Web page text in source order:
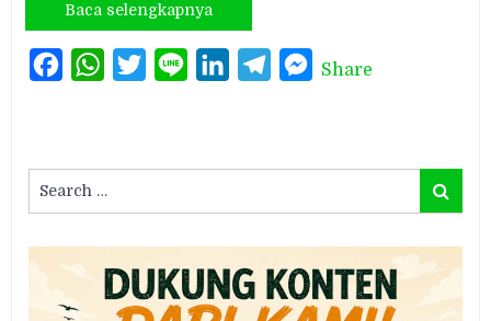
Baca selengkapnya
FacebookWhatsAppTwitterLine LinkedInTelegramMessenger
Share
for:
Search